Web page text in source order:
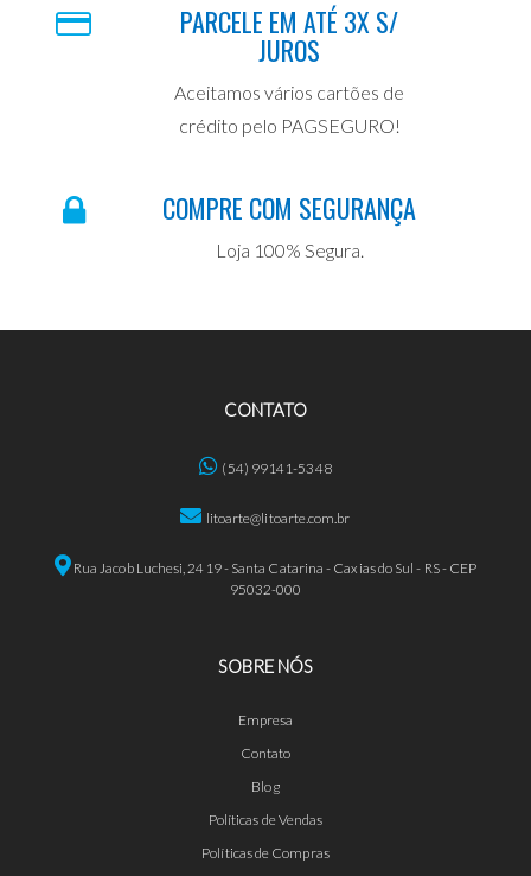
PARCELE EM ATÉ 3X S/
JUROS
Aceitamos vários cartões de
crédito pelo PAGSEGURO!
COMPRE COM SEGURANÇA
Loja 100% Segura.
CONTATO
(54) 99141-5348
litoarte@litoarte.com.br
Rua Jacob Luchesi, 2419 - Santa Catarina - Caxias do Sul - RS - CEP
95032-000
SOBRE NÓS
Empresa
Contato
Blog
Políticas de Vendas
Políticas de Compras